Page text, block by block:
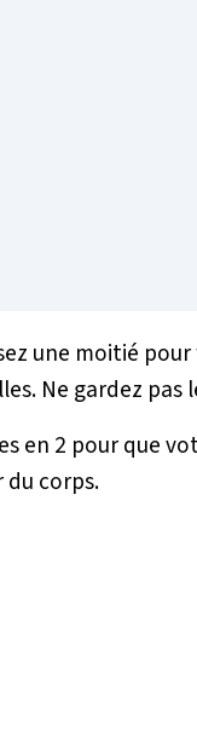
une moitié
Ne gardez pas
en 2 pour que
corps.